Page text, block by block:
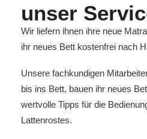
unser
Wir liefern ihnen ihre neue
ihr neues Bett kostenfrei nach
Unsere fachkundigen
bis ins Bett, bauen ihr neues
wertvolle Tipps für die
Lattenrostes.